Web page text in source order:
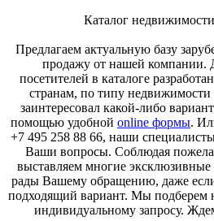
Каталог
Предлагаем актуальную базу
продажу от нашей компании.
посетителей в каталоге
странам, по типу
заинтересовал какой-либо
помощью удобной online формы.
+7 495 258 88 66, наши
Ваши вопросы. Соблюдая
выставляем многие
рады Вашему обращению, даже
подходящий вариант. Мы
индивидуальному запросу.